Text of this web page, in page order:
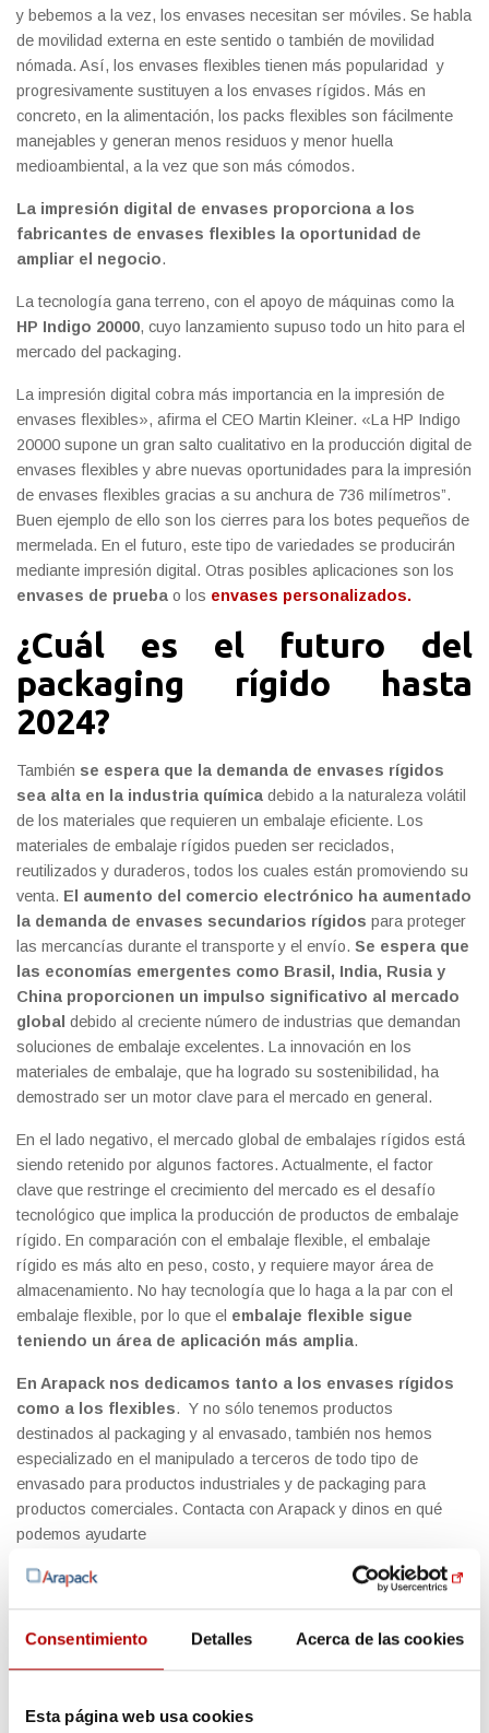
Consentimiento Detalles Acerca de las cookies
Esta página web usa cookies
y bebemos a la vez, los envases necesitan ser móviles. Se habla
de movilidad externa en este sentido o también de movilidad
nómada. Así, los envases flexibles tienen más popularidad y
progresivamente sustituyen a los envases rígidos. Más en
concreto, en la alimentación, los packs flexibles son fácilmente
manejables y generan menos residuos y menor huella
medioambiental, a la vez que son más cómodos.
La impresión digital de envases proporciona a los
fabricantes de envases flexibles la oportunidad de
ampliar el negocio.
La tecnología gana terreno, con el apoyo de máquinas como la
HP Indigo 20000, cuyo lanzamiento supuso todo un hito para el
mercado del packaging.
La impresión digital cobra más importancia en la impresión de
envases flexibles», afirma el CEO Martin Kleiner. «La HP Indigo
20000 supone un gran salto cualitativo en la producción digital de
envases flexibles y abre nuevas oportunidades para la impresión
de envases flexibles gracias a su anchura de 736 milímetros”.
Buen ejemplo de ello son los cierres para los botes pequeños de
mermelada. En el futuro, este tipo de variedades se producirán
mediante impresión digital. Otras posibles aplicaciones son los
envases de prueba o los envases personalizados.
¿Cuál es el futuro del
packaging rígido hasta
2024?
También se espera que la demanda de envases rígidos
sea alta en la industria química debido a la naturaleza volátil
de los materiales que requieren un embalaje eficiente. Los
materiales de embalaje rígidos pueden ser reciclados,
reutilizados y duraderos, todos los cuales están promoviendo su
venta. El aumento del comercio electrónico ha aumentado
la demanda de envases secundarios rígidos para proteger
las mercancías durante el transporte y el envío. Se espera que
las economías emergentes como Brasil, India, Rusia y
China proporcionen un impulso significativo al mercado
global debido al creciente número de industrias que demandan
soluciones de embalaje excelentes. La innovación en los
materiales de embalaje, que ha logrado su sostenibilidad, ha
demostrado ser un motor clave para el mercado en general.
En el lado negativo, el mercado global de embalajes rígidos está
siendo retenido por algunos factores. Actualmente, el factor
clave que restringe el crecimiento del mercado es el desafío
tecnológico que implica la producción de productos de embalaje
rígido. En comparación con el embalaje flexible, el embalaje
rígido es más alto en peso, costo, y requiere mayor área de
almacenamiento. No hay tecnología que lo haga a la par con el
embalaje flexible, por lo que el embalaje flexible sigue
teniendo un área de aplicación más amplia.
En Arapack nos dedicamos tanto a los envases rígidos
como a los flexibles. Y no sólo tenemos productos
destinados al packaging y al envasado, también nos hemos
especializado en el manipulado a terceros de todo tipo de
envasado para productos industriales y de packaging para
productos comerciales. Contacta con Arapack y dinos en qué
podemos ayudarte